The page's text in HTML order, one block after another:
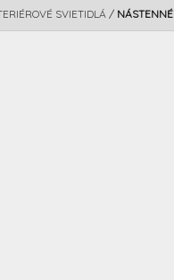
SVIETIDLÁ / NÁSTENNÉ